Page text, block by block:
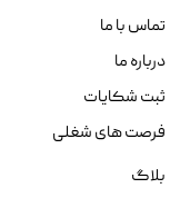
تماس با ما
درباره ما
ثبت شکایات
فرصت های شغلی
بلاگ